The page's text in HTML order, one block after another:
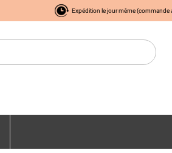
Expédition le jour même (commande